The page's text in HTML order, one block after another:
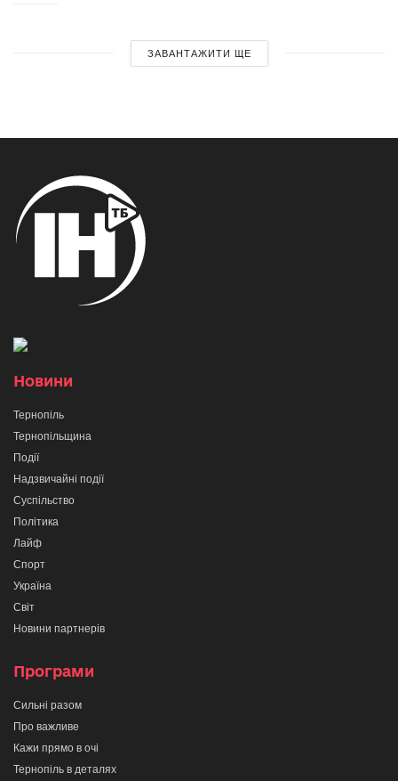
ЗАВАНТАЖИТИ ЩЕ
Новини
Тернопіль
Тернопільщина
Події
Надзвичайні події
Суспільство
Політика
Лайф
Спорт
Україна
Світ
Новини партнерів
Програми
Сильні разом
Про важливе
Кажи прямо в очі
Тернопіль в деталях